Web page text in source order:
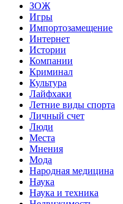
ЗОЖ
Игры
Импортозамещение
Интернет
Истории
Компании
Криминал
Культура
Лайфхаки
Летние виды спорта
Личный счет
Люди
Места
Мнения
Мода
Народная медицина
Наука
Наука и техника